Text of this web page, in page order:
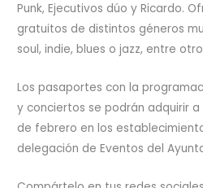
Punk, Ejecutivos dúo y Ricardo.
gratuitos de distintos géneros
soul, indie, blues o jazz, entre
Los pasaportes con la
y conciertos se podrán adquirir
de febrero en los
delegación de Eventos del